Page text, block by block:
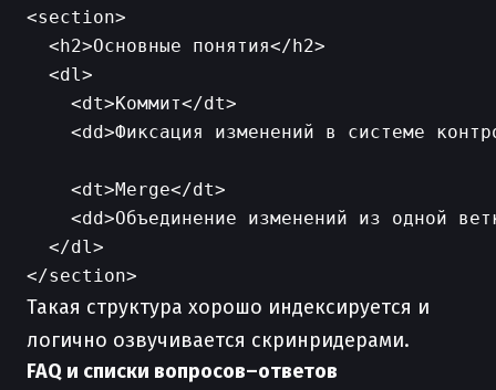
<section>
  <h2>Основные понятия</h2>
  <dl>
    <dt>Коммит</dt>
<dd>Фиксация изменений в системе
    <dt>Merge</dt>
<dd>Объединение изменений из одной
  </dl>
Такая структура хорошо индексируется и
логично озвучивается скринридерами.
FAQ и списки вопросов–ответов